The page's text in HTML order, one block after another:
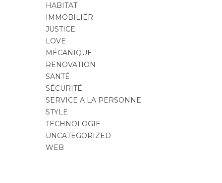
HABITAT
IMMOBILIER
JUSTICE
LOVE
MÉCANIQUE
RENOVATION
SANTÉ
SÉCURITÉ
SERVICE A LA PERSONNE
STYLE
TECHNOLOGIE
UNCATEGORIZED
WEB